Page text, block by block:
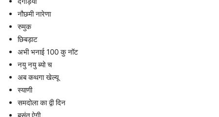
नौछमी नारेणा
रुमुक
छिबड़ाट
अभी भनाई 100 कु नॉट
नयु नयु ब्यो च
अब कथगा खेल्यू
स्याणी
समदोला का द्वी दिन